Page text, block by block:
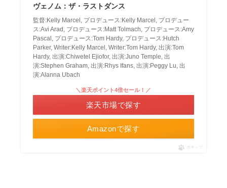
ヴェノム：ザ・ラストダンス
監督:Kelly Marcel, プロデュース:Kelly Marcel, プロデュー
ス:Avi Arad, プロデュース:Matt Tolmach, プロデュース:Amy
Pascal, プロデュース:Tom Hardy, プロデュース:Hutch
Parker, Writer:Kelly Marcel, Writer:Tom Hardy, 出演:Tom
Hardy, 出演:Chiwetel Ejiofor, 出演:Juno Temple, 出
演:Stephen Graham, 出演:Rhys Ifans, 出演:Peggy Lu, 出
演:Alanna Ubach
Amazonで探す
＼楽天ポイント4倍セール！／
楽天市場で探す
ポチップ